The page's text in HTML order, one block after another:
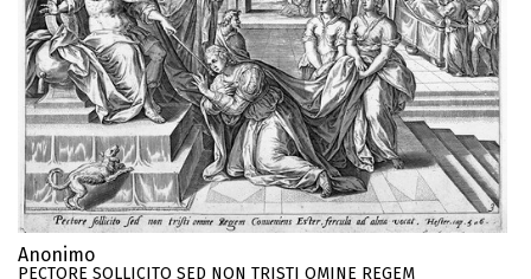
Anonimo
PECTORE SOLLICITO SED NON TRISTI OMINE REGEM